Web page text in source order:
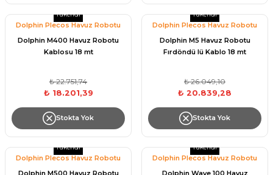
Havuz
Kapağı
Havuz
Jakuzi Sauna
Tükendi
Dolphin Plecos Havuz Robotu
Dolphin M400 Havuz Robotu
Kablosu 18 mt
₺ 22.751,74
₺ 18.201,39
Stokta Yok
Tükendi
Dolphin Plecos Havuz Robotu
Dolphin M5 Havuz Robotu
Fırdöndü lü Kablo 18 mt
₺ 26.049,10
₺ 20.839,28
Stokta Yok
Tükendi
Dolphin Plecos Havuz Robotu
Dolphin M500 Havuz Robotu
Tükendi
Dolphin Plecos Havuz Robotu
Dolphin Wave 100 Havuz